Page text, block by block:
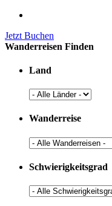
Jetzt Buchen
Wanderreisen Finden
Land
Wanderreise
Schwierigkeitsgrad